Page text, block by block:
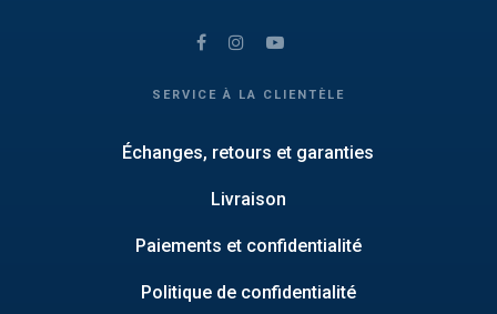
SERVICE À LA CLIENTÈLE
Échanges, retours et garanties
Livraison
Paiements et confidentialité
Politique de confidentialité